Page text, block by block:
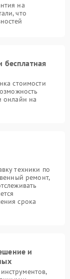
на
что
бесплатная
стоимости
онлайн на
техники по
ремонт,
срока
и